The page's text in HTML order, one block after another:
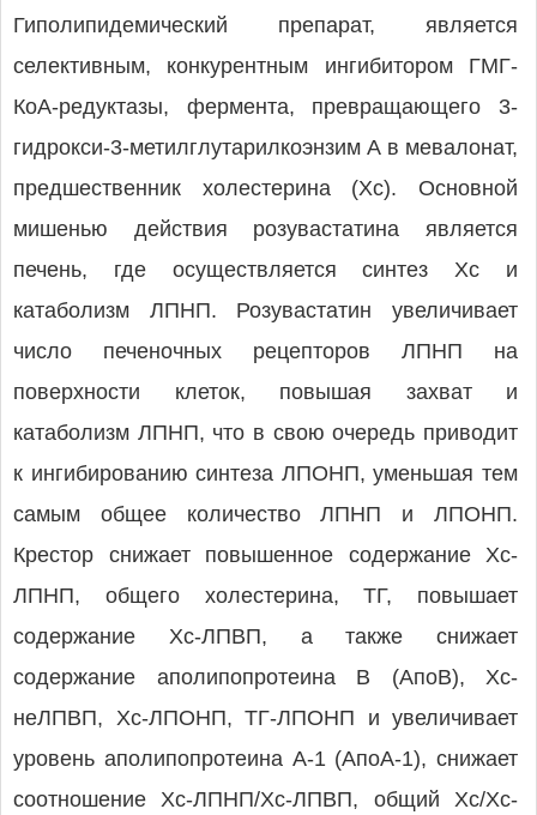
Гиполипидемический препарат, является
селективным, конкурентным ингибитором ГМГ-
КоА-редуктазы, фермента, превращающего 3-
гидрокси-3-метилглутарилкоэнзим А в мевалонат,
предшественник холестерина (Xc). Основной
мишенью действия розувастатина является
печень, где осуществляется синтез Xc и
катаболизм ЛПНП. Розувастатин увеличивает
число печеночных рецепторов ЛПНП на
поверхности клеток, повышая захват и
катаболизм ЛПНП, что в свою очередь приводит
к ингибированию синтеза ЛПОНП, уменьшая тем
самым общее количество ЛПНП и ЛПОНП.
Крестор снижает повышенное содержание Xc-
ЛПНП, общего холестерина, ТГ, повышает
содержание Xc-ЛПВП, а также снижает
содержание аполипопротеина В (АпоВ), Хс-
неЛПВП, Хс-ЛПОНП, ТГ-ЛПОНП и увеличивает
уровень аполипопротеина A-1 (АпоА-1), снижает
соотношение Хс-ЛПНП/Хс-ЛПВП, общий Хс/Хс-